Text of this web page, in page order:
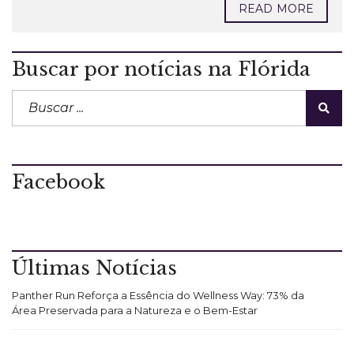
READ MORE
Buscar por notícias na Flórida
Facebook
Últimas Notícias
Panther Run Reforça a Essência do Wellness Way: 73% da
Área Preservada para a Natureza e o Bem-Estar